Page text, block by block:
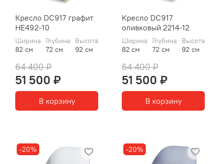
Кресло DC917 графит
HE492-10
Ширина
82 см
Глубина
72 см
Высота
92 см
64 400 ₽
51 500 ₽
В корзину
Кресло DC917
оливковый 2214-12
Ширина
82 см
Глубина
72 см
Высота
92 см
64 400 ₽
51 500 ₽
В корзину
-20% -20%